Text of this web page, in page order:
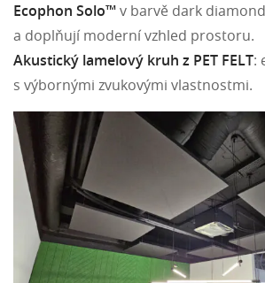
Ecophon Solo™v barvě dark
a doplňují moderní vzhled prostoru.
Akustický lamelový kruh z PET FELT:
s výbornými zvukovými vlastnostmi.